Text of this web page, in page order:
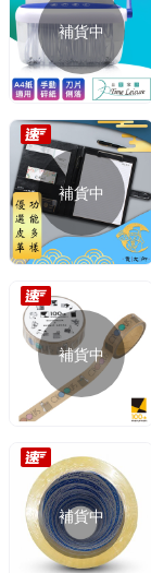
補貨中
補貨中
補貨中
補貨中